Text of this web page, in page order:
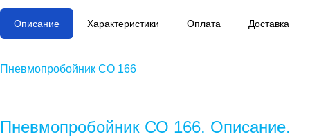
Описание Характеристики Оплата Доставка
Пневмопробойник СО 166
Пневмопробойник СО 166. Описание.